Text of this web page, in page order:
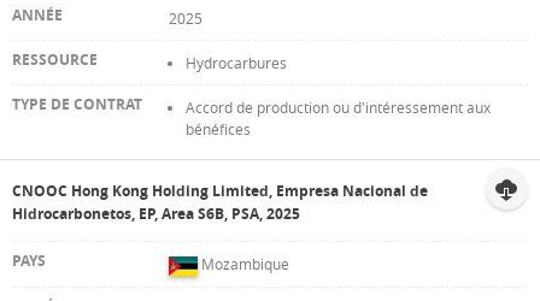
2025
Hydrocarbures
Accord de production ou d'intéressement aux
bénéfices
CNOOC Hong Kong Holding Limited, Empresa Nacional de
Hidrocarbonetos, EP, Area S6B, PSA, 2025
Mozambique